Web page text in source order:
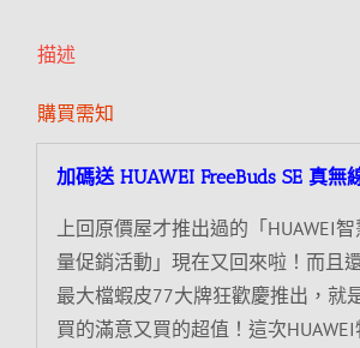
描述
購買需知
加碼送 HUAWEI FreeBuds SE 真無
上回原價屋才推出過的「HUAWEI
量促銷活動」現在又回來啦！而且
最大檔蝦皮77大牌狂歡慶推出，就
買的滿意又買的超值！這次